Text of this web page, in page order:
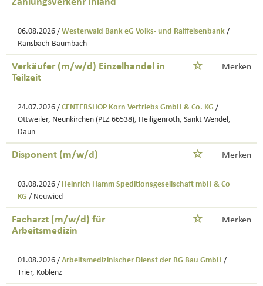
06.08.2026 / Westerwald Bank eG Volks- und Raiffeisenbank /
Ransbach-Baumbach
Verkäufer (m/w/d) Einzelhandel in
Teilzeit
Merken
24.07.2026 / CENTERSHOP Korn Vertriebs GmbH & Co. KG /
Ottweiler, Neunkirchen (PLZ 66538), Heiligenroth, Sankt Wendel,
Daun
Disponent (m/w/d) Merken
03.08.2026 / Heinrich Hamm Speditionsgesellschaft mbH & Co
KG / Neuwied
Facharzt (m/w/d) für
Arbeitsmedizin
Merken
01.08.2026 / Arbeitsmedizinischer Dienst der BG Bau GmbH /
Trier, Koblenz